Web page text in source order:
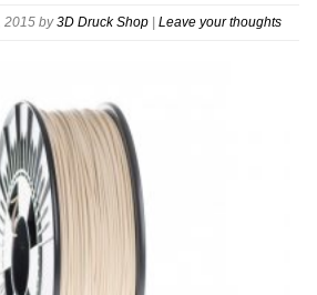
2015 by3D Druck Shop Leave your thoughts